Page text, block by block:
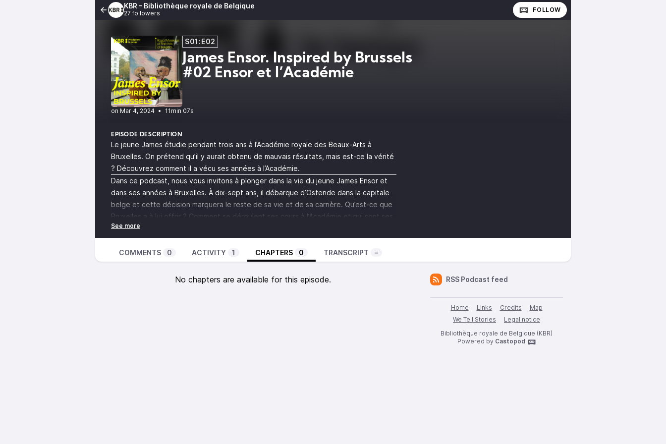
KBR - Bibliothèque royale de Belgique
27 followers FOLLOW
S01:E02
James Ensor. Inspired by Brussels
#02 Ensor et l’Académie
• 11min 07s
EPISODE DESCRIPTION
Le jeune James étudie pendant trois ans à l’Académie royale des Beaux-Arts à
Bruxelles. On prétend qu’il y aurait obtenu de mauvais résultats, mais est-ce la vérité
? Découvrez comment il a vécu ses années à l’Académie.
Dans ce podcast, nous vous invitons à plonger dans la vie du jeune James Ensor et
dans ses années à Bruxelles. À dix-sept ans, il débarque d’Ostende dans la capitale
belge et cette décision marquera le reste de sa vie et de sa carrière. Qu’est-ce que
Bruxelles a à lui offrir ? Comment se déroulent ses cours à l’Académie et qui sont ses
amis ? Qu’expose-t-il lors des salons ? Découvrez en quatre épisodes le parcours
d’Ensor à Bruxelles.
Ce podcast est une production de KBR réalisée par We Tell Stories. Vous souhaitez
en savoir plus sur KBR ? Rendez-vous surwww.kbr.be
Dans vos oreilles en générique de début et de fin le titre « Skeletons Fighting Over a
COMMENTS 0 ACTIVITY 1 CHAPTERS 0 TRANSCRIPT –
No chapters are available for this episode. RSS Podcast feed
Home Links Credits
Map
We Tell Stories
Legal notice
Bibliothèque royale de Belgique (KBR)
Powered by Castopod